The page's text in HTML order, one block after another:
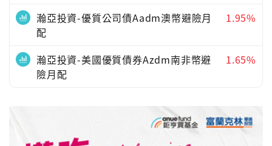
瀚亞投資-優質公司債Aadm澳幣避險月
配
1.95%
瀚亞投資-美國優質債券Azdm南非幣避
險月配
1.65%